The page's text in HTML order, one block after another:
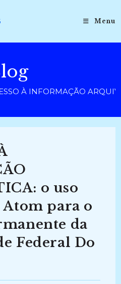
Menu
À INFORMAÇÃO
o uso
para o
da
Federal Do